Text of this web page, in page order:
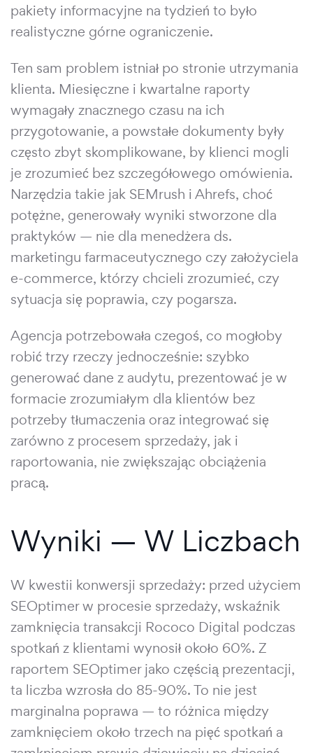
pakiety informacyjne na tydzień to było
realistyczne górne ograniczenie.
Ten sam problem istniał po stronie utrzymania
klienta. Miesięczne i kwartalne raporty
wymagały znacznego czasu na ich
przygotowanie, a powstałe dokumenty były
często zbyt skomplikowane, by klienci mogli
je zrozumieć bez szczegółowego omówienia.
Narzędzia takie jak SEMrush i Ahrefs, choć
potężne, generowały wyniki stworzone dla
praktyków — nie dla menedżera ds.
marketingu farmaceutycznego czy założyciela
e-commerce, którzy chcieli zrozumieć, czy
sytuacja się poprawia, czy pogarsza.
Agencja potrzebowała czegoś, co mogłoby
robić trzy rzeczy jednocześnie: szybko
generować dane z audytu, prezentować je w
formacie zrozumiałym dla klientów bez
potrzeby tłumaczenia oraz integrować się
zarówno z procesem sprzedaży, jak i
raportowania, nie zwiększając obciążenia
pracą.
Wyniki — W Liczbach
W kwestii konwersji sprzedaży: przed użyciem
SEOptimer w procesie sprzedaży, wskaźnik
zamknięcia transakcji Rococo Digital podczas
spotkań z klientami wynosił około 60%. Z
raportem SEOptimer jako częścią prezentacji,
ta liczba wzrosła do 85-90%. To nie jest
marginalna poprawa — to różnica między
zamknięciem około trzech na pięć spotkań a